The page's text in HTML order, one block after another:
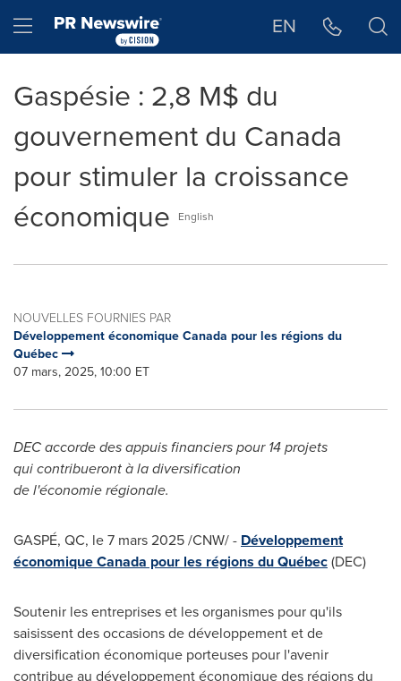
Hamburger menu EN
Gaspésie : 2,8 M$ du
gouvernement du Canada
pour stimuler la croissance
économique
English
NOUVELLES FOURNIES PAR
Développement économique Canada pour les régions du
Québec
07 mars, 2025, 10:00 ET
DEC accorde des appuis financiers pour 14 projets
qui contribueront à la diversification
de l'économie régionale.
GASPÉ, QC, le 7 mars 2025/CNW/ - Développement
économiqueCanada pour les régions du Québec(DEC)
Soutenir les entreprises et les organismes pour qu'ils
saisissent des occasions de développement et de
diversification économique porteuses pour l'avenir
contribue au développement économique des régions du